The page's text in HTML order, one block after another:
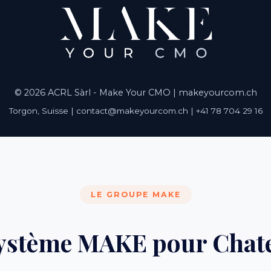
© 2026 ACRL Sàrl - Make Your CMO | makeyourcom.ch
Torgon, Suisse | contact@makeyourcom.ch | +41 78 704 29 16
LE GROUPE MAKE
MAKE pour